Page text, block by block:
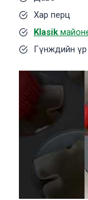
Хар перц
Klasik
Гүнждийн үр